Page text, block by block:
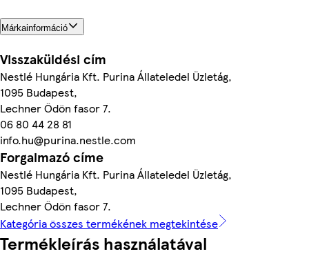
Márkainformáció
Visszaküldési cím
Nestlé Hungária Kft. Purina Állateledel Üzletág,
1095 Budapest,
Lechner Ödön fasor 7.
06 80 44 28 81
info.hu@purina.nestle.com
Forgalmazó címe
Nestlé Hungária Kft. Purina Állateledel Üzletág,
1095 Budapest,
Lechner Ödön fasor 7.
Kategória összes termékének megtekintése
Termékleírás használatával